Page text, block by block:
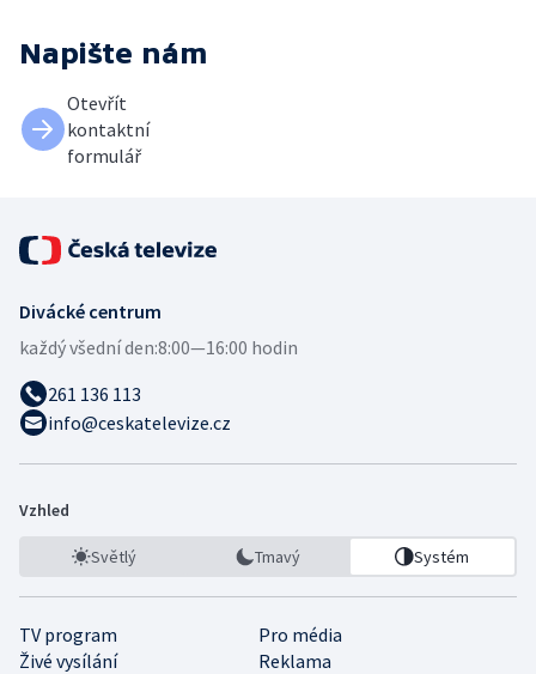
Napište nám
Otevřít
kontaktní
formulář
Divácké centrum
každý všední den:8:00—16:00 hodin
261 136 113
info@ceskatelevize.cz
Vzhled
Světlý Tmavý Systém
TV program
Pro média
Živé vysílání
Reklama